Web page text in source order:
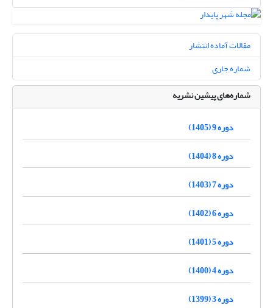
مقالات آماده انتشار
شماره جاری
شماره‌های پیشین نشریه
دوره 9 (1405)
دوره 8 (1404)
دوره 7 (1403)
دوره 6 (1402)
دوره 5 (1401)
دوره 4 (1400)
دوره 3 (1399)